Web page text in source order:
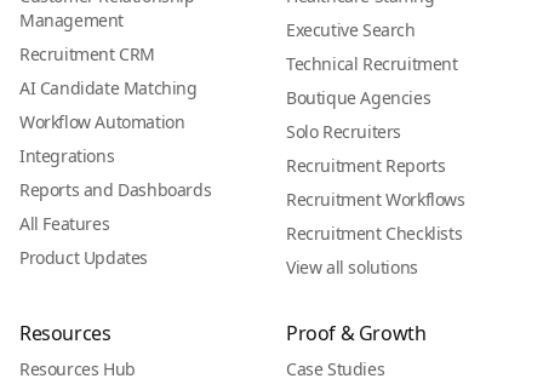
Management
Recruitment CRM
AI Candidate Matching
Workflow Automation
Integrations
Reports and Dashboards
All Features
Product Updates
Executive Search
Technical Recruitment
Boutique Agencies
Solo Recruiters
Recruitment Reports
Recruitment Workflows
Recruitment Checklists
View all solutions
Resources
Resources Hub
Proof & Growth
Case Studies